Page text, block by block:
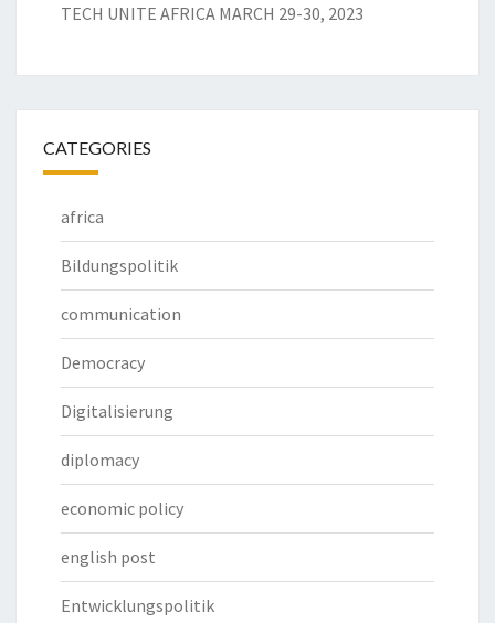
TECH UNITE AFRICA MARCH 29-30, 2023
CATEGORIES
africa
Bildungspolitik
communication
Democracy
Digitalisierung
diplomacy
economic policy
english post
Entwicklungspolitik